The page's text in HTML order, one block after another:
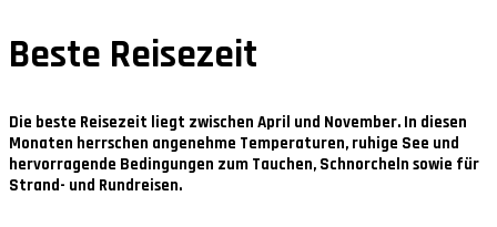
Beste Reisezeit
Die beste Reisezeit liegt zwischen April und November. In diesen
Monaten herrschen angenehme Temperaturen, ruhige See und
hervorragende Bedingungen zum Tauchen, Schnorcheln sowie für
Strand- und Rundreisen.